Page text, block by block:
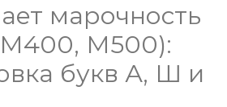
марочность
М500):
букв А, Ш и